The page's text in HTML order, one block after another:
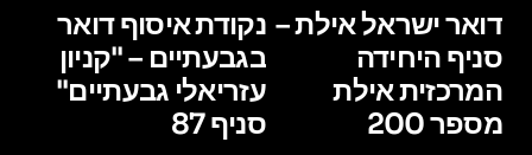
דואר ישראל אילת –
סניף היחידה
המרכזית אילת
מספר 200
נקודת איסוף דואר
בגבעתיים – "קניון
עזריאלי גבעתיים"
סניף 87